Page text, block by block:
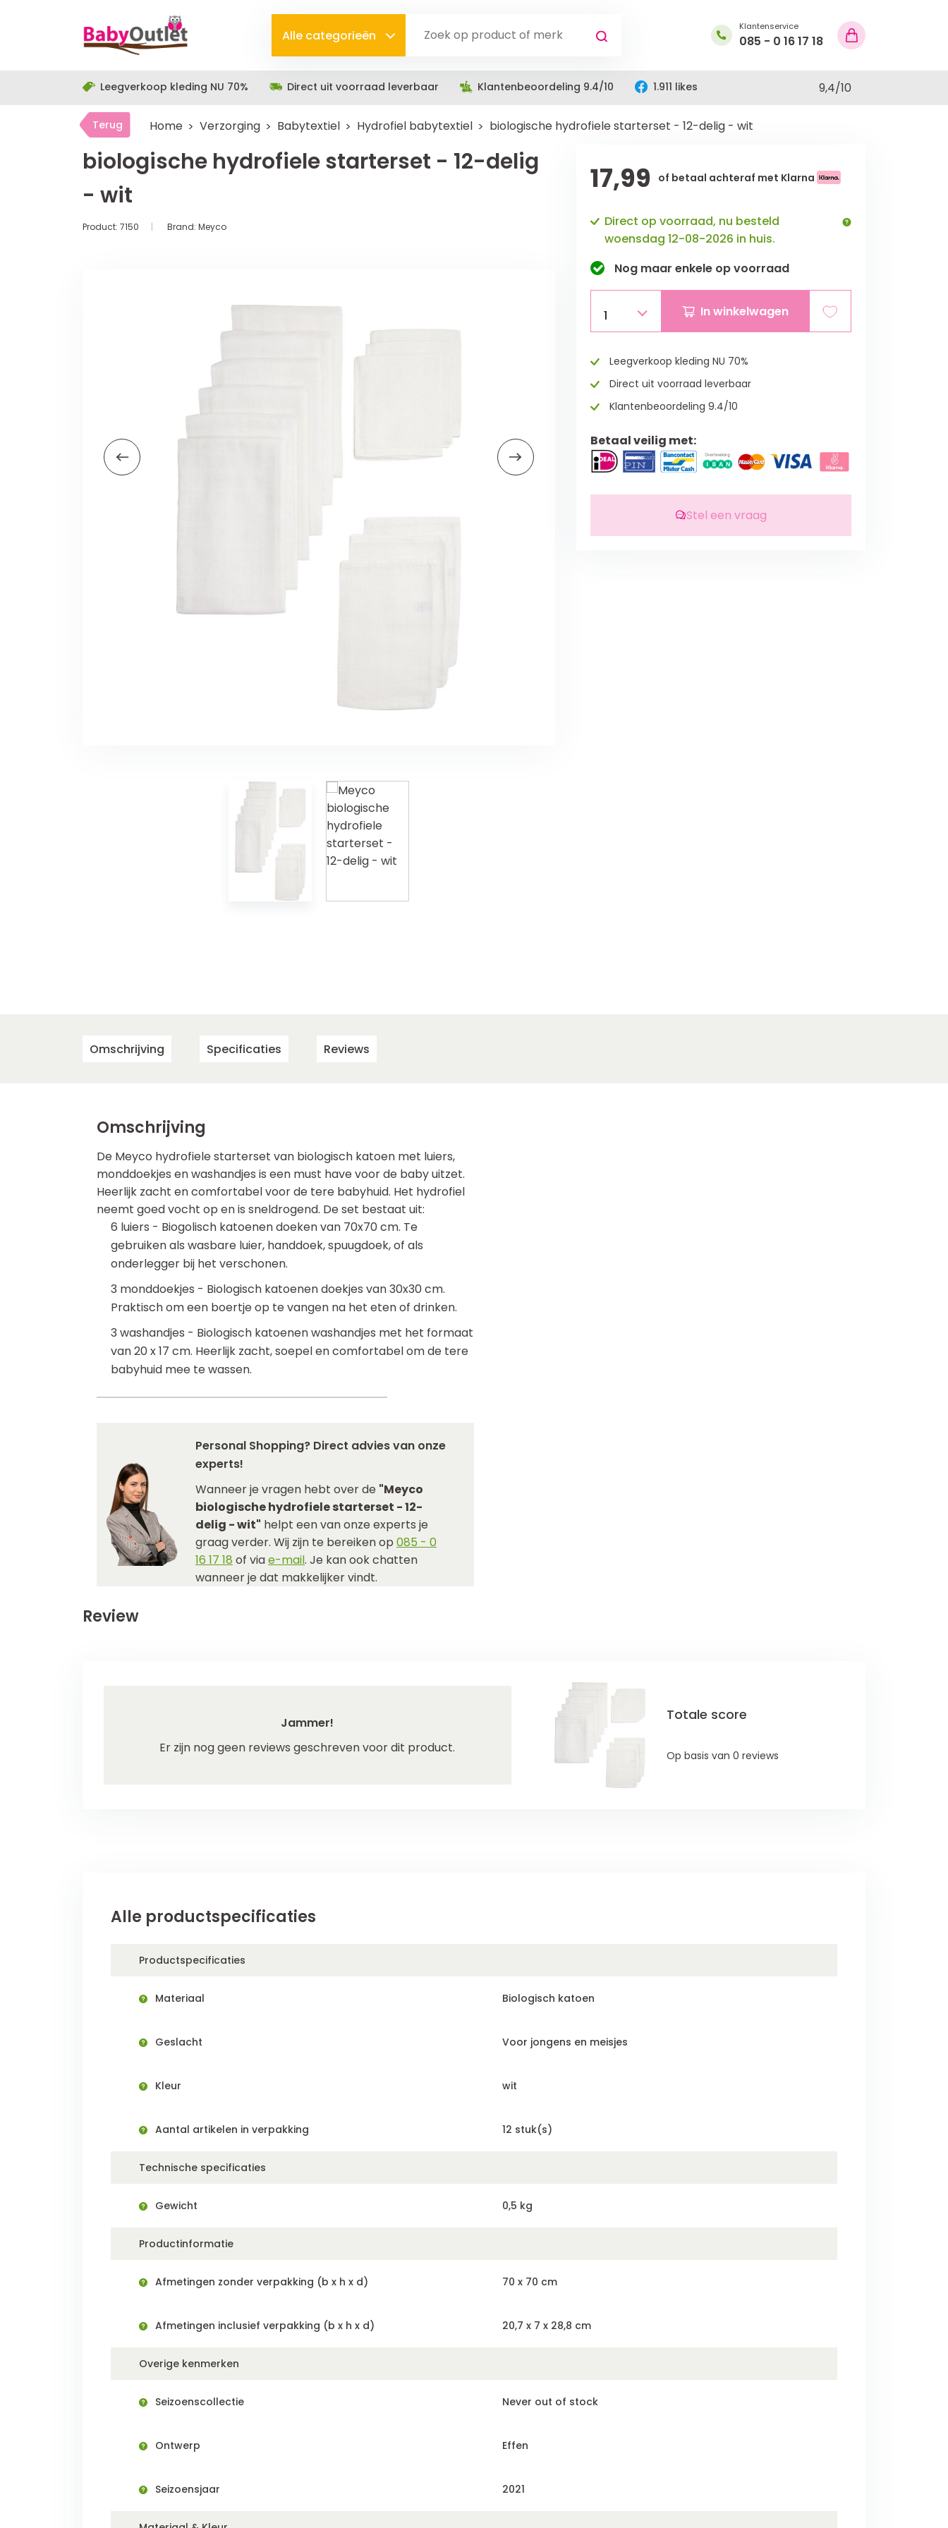
Alle categorieën
Klantenservice
085 - 0 16 17 18
Leegverkoop kleding NU 70% Direct uit voorraad leverbaar Klantenbeoordeling 9.4/10 1.911 likes 9,4/10
Terug Home Verzorging Babytextiel Hydrofiel babytextiel biologische hydrofiele starterset - 12-delig - wit
biologische hydrofiele starterset - 12-delig
- wit
Product: 7150 Brand: Meyco
17,99 of betaal achteraf met Klarna
Direct op voorraad, nu besteld
woensdag 12-08-2026 in huis.
Nog maar enkeleop voorraad
1 In winkelwagen
Leegverkoop kleding NU 70%
Direct uit voorraad leverbaar
Klantenbeoordeling 9.4/10
Betaal veilig met:
Stel een vraag
Omschrijving Specificaties Reviews
Omschrijving
De Meyco hydrofiele starterset van biologisch katoen met luiers,
monddoekjes en washandjes is een must have voor de baby uitzet.
Heerlijk zacht en comfortabel voor de tere babyhuid. Het hydrofiel
neemt goed vocht op en is sneldrogend. De set bestaat uit:
6 luiers - Biogolisch katoenen doeken van 70x70 cm. Te
gebruiken als wasbare luier, handdoek, spuugdoek, of als
onderlegger bij het verschonen.
3 monddoekjes - Biologisch katoenen doekjes van 30x30 cm.
Praktisch om een boertje op te vangen na het eten of drinken.
3 washandjes - Biologisch katoenen washandjes met het formaat
van 20 x 17 cm. Heerlijk zacht, soepel en comfortabel om de tere
babyhuid mee te wassen.
Personal Shopping? Direct advies van onze
experts!
Wanneer je vragen hebt over de "Meyco
biologische hydrofiele starterset - 12-
delig - wit" helpt een van onze experts je
graag verder. Wij zijn te bereiken op 085 - 0
16 17 18 of viae-mail. Je kan ook chatten
wanneer je dat makkelijker vindt.
Review
Jammer!
Er zijn nog geen reviews geschreven voor dit product.
Totale score
Op basis van 0 reviews
Alle productspecificaties
Productspecificaties
Materiaal Biologisch katoen
Geslacht Voor jongens en meisjes
Kleur wit
Aantal artikelen in verpakking 12 stuk(s)
Technische specificaties
Gewicht 0,5 kg
Productinformatie
Afmetingen zonder verpakking (b x h x d) 70 x 70 cm
Afmetingen inclusief verpakking (b x h x d) 20,7 x 7 x 28,8 cm
Overige kenmerken
Seizoenscollectie Never out of stock
Ontwerp Effen
Seizoensjaar 2021